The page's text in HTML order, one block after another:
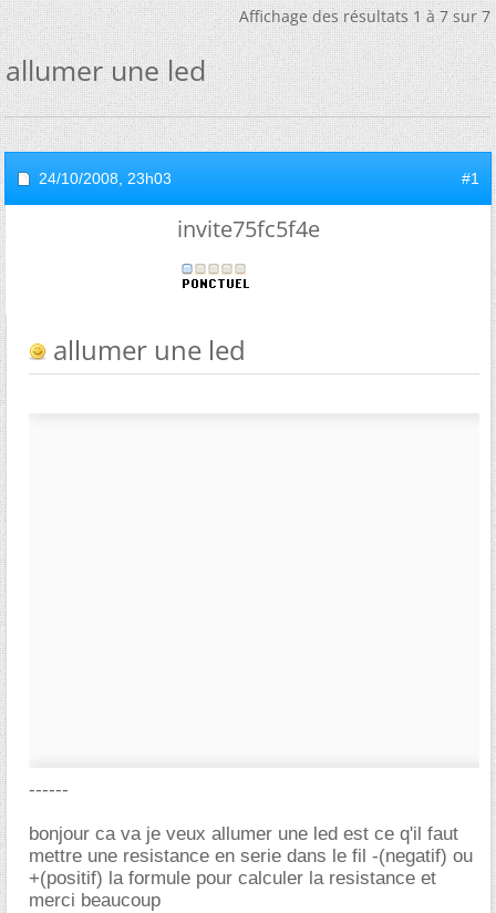
Affichage des résultats 1 à 7 sur 7
allumer une led
24/10/2008, 23h03 #1
invite75fc5f4e
allumer une led
------
bonjour ca va je veux allumer une led est ce q'il faut
mettre une resistance en serie dans le fil -(negatif) ou
+(positif) la formule pour calculer la resistance et
merci beaucoup